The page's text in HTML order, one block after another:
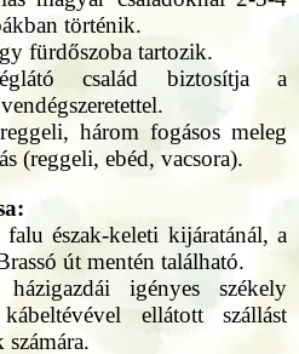
történik.
fürdőszoba tartozik.
család biztosítja a
három fogásos meleg
(reggeli, ebéd, vacsora).
észak-keleti kijáratánál, a
út mentén található.
házigazdái igényes székely
ellátott szállást